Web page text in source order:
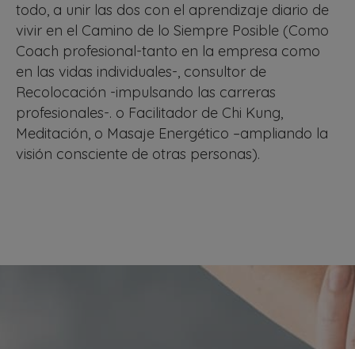
todo, a unir las dos con el aprendizaje diario de
vivir en el Camino de lo Siempre Posible (Como
Coach profesional-tanto en la empresa como
en las vidas individuales-, consultor de
Recolocación -impulsando las carreras
profesionales-. o Facilitador de Chi Kung,
Meditación, o Masaje Energético –ampliando la
visión consciente de otras personas).